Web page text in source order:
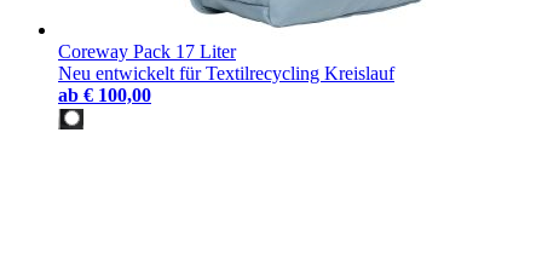
Coreway Pack 17 Liter
Neu entwickelt für Textilrecycling Kreislauf
ab € 100,00